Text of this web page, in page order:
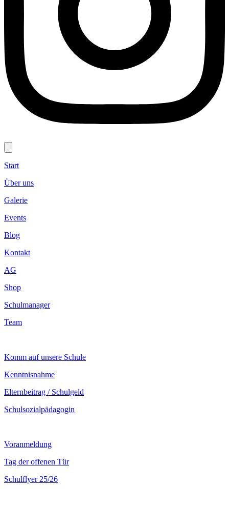
Start
Über uns
Galerie
Events
Blog
Kontakt
AG
Shop
Schulmanager
Team
Komm auf unsere Schule
Kenntnisnahme
Elternbeitrag / Schulgeld
Schulsozialpädagogin
Voranmeldung
Tag der offenen Tür
Schulflyer 25/26